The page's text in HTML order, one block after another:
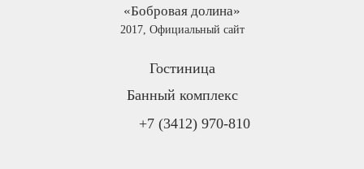
«Бобровая долина»
2017, Официальный сайт
Гостиница
Банный комплекс
+7 (3412) 970-810